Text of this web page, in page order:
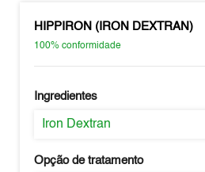
HIPPIRON (IRON DEXTRAN)
100%conformidade
Ingredientes
Iron Dextran
Opção de tratamento